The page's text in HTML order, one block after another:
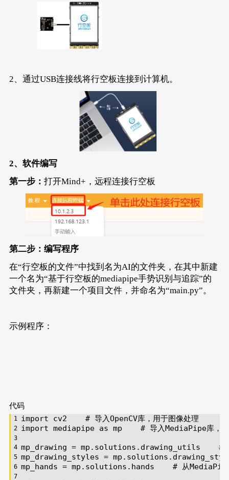
2、通过USB连接线将行空板连接到计算机。
2、 软件编写
第一步： 打开Mind+，远程连接行空板
第二步：编写程序
在“行空板的文件”中找到名为AI的文件夹，在其中新建
一个名为“基于行空板的mediapipe手势识别与追踪”的
文件夹，再新建一个项目文件，并命名为“main.py”。
示例程序：
代码
import cv2 # 导入OpenCV库，用于图像处理
import mediapipe as mp # 导入MediaPipe库，用
mp_drawing = mp.solutions.drawing_utils #
mp_drawing_styles =
mp_hands = mp.solutions.hands # 从MediaPipe